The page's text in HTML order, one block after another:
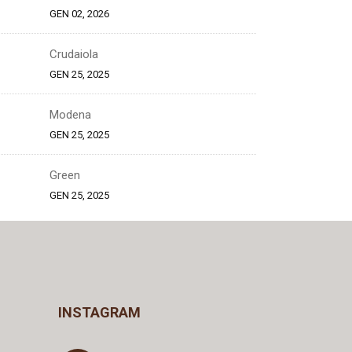
GEN 02, 2026
Crudaiola
GEN 25, 2025
Modena
GEN 25, 2025
Green
GEN 25, 2025
INSTAGRAM